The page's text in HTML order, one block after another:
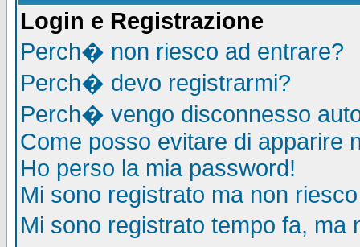
Login e Registrazione
Perch� non riesco ad entrare?
Perch� devo registrarmi?
Perch� vengo disconnesso
Come posso evitare di apparire
Ho perso la mia password!
Mi sono registrato ma non
Mi sono registrato tempo fa,